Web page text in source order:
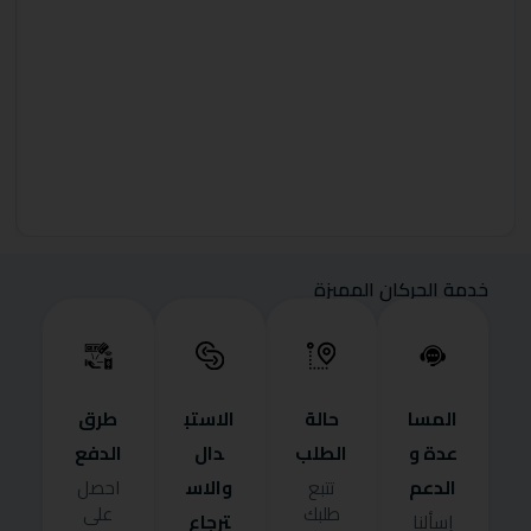
خدمة الحركان المميزة
المسا
عدة و
الدعم
إسألنا
حالة
الطلب
تتبع
طلبك
الاستب
دال
والاس
ترجاع
طرق
الدفع
احصل
على